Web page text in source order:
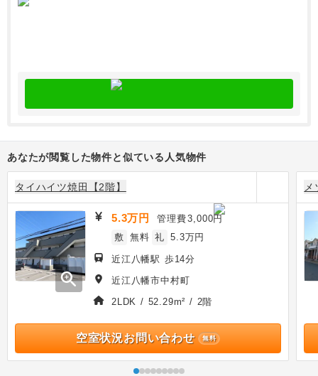
あなたが閲覧した物件と似ている人気物件
タイハイツ焼田【2階】
zoom_in
5.3万円 管理費3,000円
敷 無料 礼 5.3万円
近江八幡駅 歩14分
近江八幡市中村町
2LDK / 52.29m² / 2階
空室状況お問い合わせ 無料